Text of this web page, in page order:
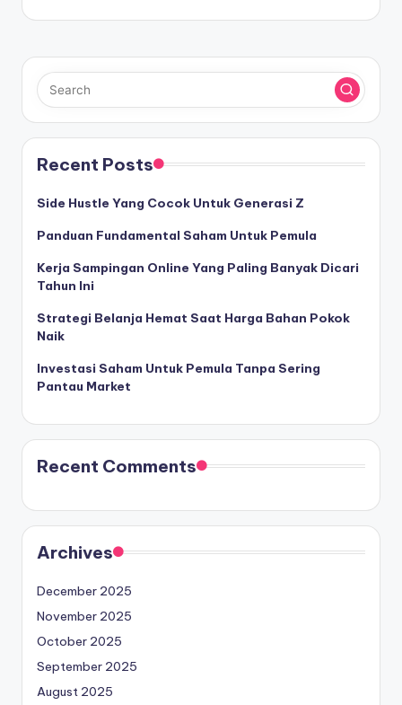
Recent Posts
Side Hustle Yang Cocok Untuk Generasi Z
Panduan Fundamental Saham Untuk Pemula
Kerja Sampingan Online Yang Paling Banyak Dicari
Tahun Ini
Strategi Belanja Hemat Saat Harga Bahan Pokok
Naik
Investasi Saham Untuk Pemula Tanpa Sering
Pantau Market
Recent Comments
Archives
December 2025
November 2025
October 2025
September 2025
August 2025